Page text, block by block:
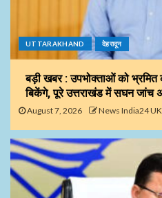
UTTARAKHAND देहरादून
बड़ी खबर : उपभोक्ताओं को भ्रमित
बिकेंगे, पूरे उत्तराखंड में सघन जांच
August 7, 2026 News India24 UK